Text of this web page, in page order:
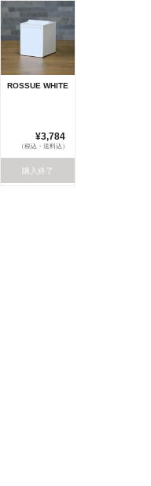
ROSSUE WHITE
¥3,784
（税込・送料込）
購入終了